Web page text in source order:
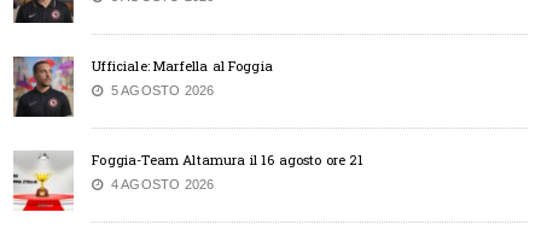
Ufficiale: Marfella al Foggia
5 AGOSTO 2026
Foggia-Team Altamura il 16 agosto ore 21
4 AGOSTO 2026